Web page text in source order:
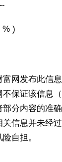
--
% )
网发布此信
保证该信息
部分内容的准
信息并未经
自担。